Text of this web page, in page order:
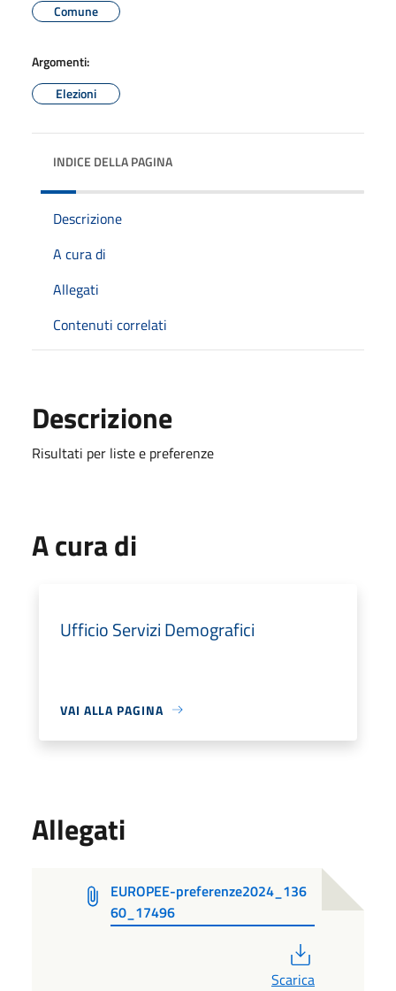
Comune
Argomenti:
Elezioni
INDICE DELLA PAGINA
Descrizione
A cura di
Allegati
Contenuti correlati
Descrizione
Risultati per liste e preferenze
A cura di
Ufficio Servizi Demografici
VAI ALLA PAGINA
Allegati
EUROPEE-preferenze2024_136
60_17496
Scarica